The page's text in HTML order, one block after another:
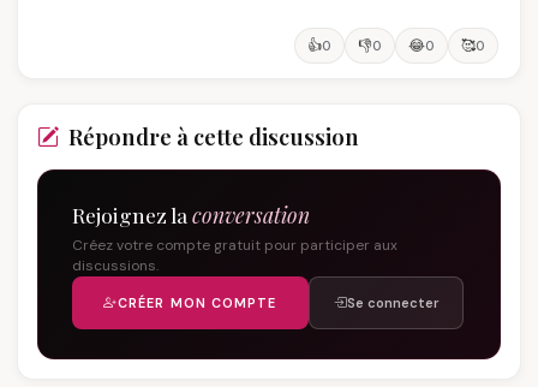
👍0 👎0 😂0 🥰0
Répondre à cette discussion
Rejoignez la conversation
Créez votre compte gratuit pour participer aux
discussions.
CRÉER MON COMPTE Se connecter